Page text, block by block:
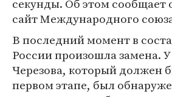
секунды. Об этом
сайт Международного
В последний момент в
России произошла замена.
Черезова, который должен
первом этапе, был